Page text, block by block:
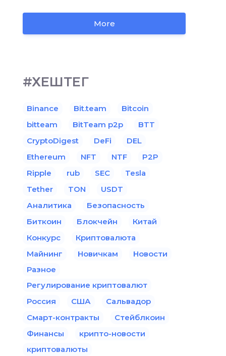
More
#ХЕШТЕГ
Binance Bit.team
Bitcoin
bitteam
BitTeam p2p
BTT
CryptoDigest
DeFi
DEL
Ethereum
NFT NTF
P2P
Ripple
rub SEC
Tesla
Tether
TON
USDT
Аналитика
Безопасность
Биткоин
Блокчейн
Китай
Конкурс
Криптовалюта
Майнинг
Новичкам
Новости
Разное
Регулирование криптовалют
Россия
США
Сальвадор
Смарт-контракты
Стейблкоин
Финансы
крипто-новости
криптовалюты